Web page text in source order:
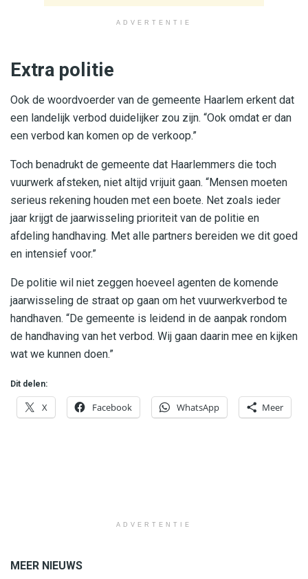
ADVERTENTIE
Extra politie
Ook de woordvoerder van de gemeente Haarlem erkent dat
een landelijk verbod duidelijker zou zijn. “Ook omdat er dan
een verbod kan komen op de verkoop.”
Toch benadrukt de gemeente dat Haarlemmers die toch
vuurwerk afsteken, niet altijd vrijuit gaan. “Mensen moeten
serieus rekening houden met een boete. Net zoals ieder
jaar krijgt de jaarwisseling prioriteit van de politie en
afdeling handhaving. Met alle partners bereiden we dit goed
en intensief voor.”
De politie wil niet zeggen hoeveel agenten de komende
jaarwisseling de straat op gaan om het vuurwerkverbod te
handhaven. “De gemeente is leidend in de aanpak rondom
de handhaving van het verbod. Wij gaan daarin mee en kijken
wat we kunnen doen.”
Dit delen:
X Facebook WhatsApp Meer
ADVERTENTIE
MEER NIEUWS